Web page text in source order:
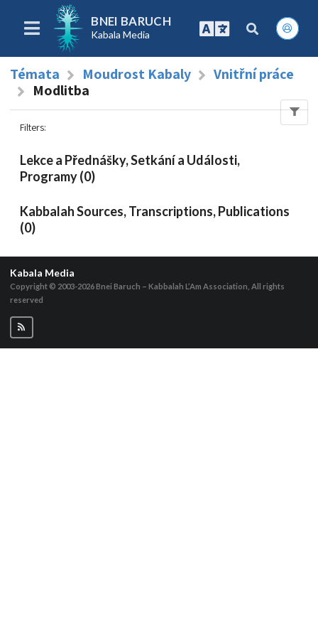
BNEI BARUCH
Kabala Media
Témata Moudrost Kabaly
Vnitřní práce
Modlitba
Filters:
Lekce a Přednášky, Setkání a Události,
Programy (0)
Kabbalah Sources, Transcriptions, Publications
(0)
Kabala Media
Copyright © 2003-2026Bnei Baruch – Kabbalah L’Am Association, All rights
reserved